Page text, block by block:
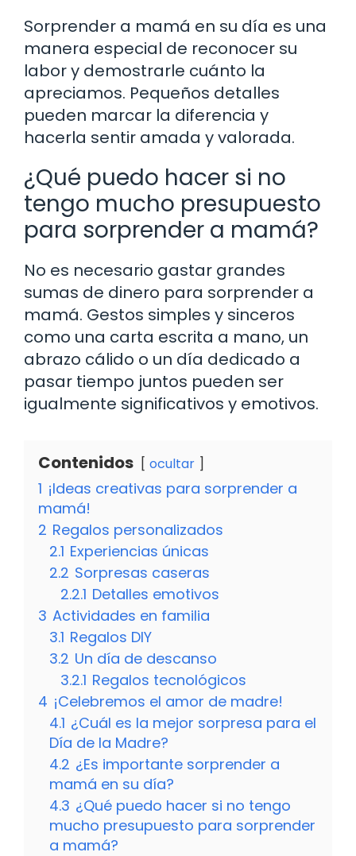
Sorprender a mamá en su día es una
manera especial de reconocer su
labor y demostrarle cuánto la
apreciamos. Pequeños detalles
pueden marcar la diferencia y
hacerla sentir amada y valorada.
¿Qué puedo hacer si no
tengo mucho presupuesto
para sorprender a mamá?
No es necesario gastar grandes
sumas de dinero para sorprender a
mamá. Gestos simples y sinceros
como una carta escrita a mano, un
abrazo cálido o un día dedicado a
pasar tiempo juntos pueden ser
igualmente significativos y emotivos.
Contenidos ocultar
1 ¡Ideas creativas para sorprender a
mamá!
2 Regalos personalizados
2.1 Experiencias únicas
2.2 Sorpresas caseras
2.2.1 Detalles emotivos
3 Actividades en familia
3.1 Regalos DIY
3.2 Un día de descanso
3.2.1 Regalos tecnológicos
4 ¡Celebremos el amor de madre!
4.1 ¿Cuál es la mejor sorpresa para el
Día de la Madre?
4.2 ¿Es importante sorprender a
mamá en su día?
4.3 ¿Qué puedo hacer si no tengo
mucho presupuesto para sorprender
a mamá?